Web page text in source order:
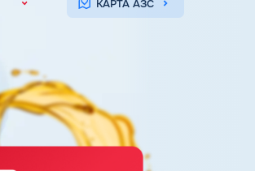
КАРТА АЗС